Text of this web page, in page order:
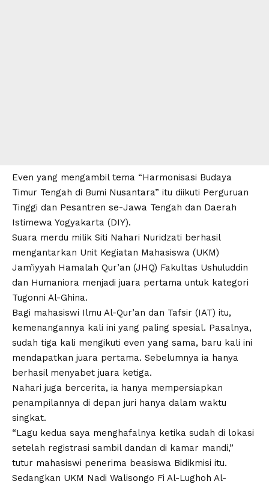
Even yang mengambil tema “Harmonisasi Budaya
Timur Tengah di Bumi Nusantara” itu diikuti Perguruan
Tinggi dan Pesantren se-Jawa Tengah dan Daerah
Istimewa Yogyakarta (DIY).
Suara merdu milik Siti Nahari Nuridzati berhasil
mengantarkan Unit Kegiatan Mahasiswa (UKM)
Jam’iyyah Hamalah Qur’an (JHQ) Fakultas Ushuluddin
dan Humaniora menjadi juara pertama untuk kategori
Tugonni Al-Ghina.
Bagi mahasiswi Ilmu Al-Qur’an dan Tafsir (IAT) itu,
kemenangannya kali ini yang paling spesial. Pasalnya,
sudah tiga kali mengikuti even yang sama, baru kali ini
mendapatkan juara pertama. Sebelumnya ia hanya
berhasil menyabet juara ketiga.
Nahari juga bercerita, ia hanya mempersiapkan
penampilannya di depan juri hanya dalam waktu
singkat.
“Lagu kedua saya menghafalnya ketika sudah di lokasi
setelah registrasi sambil dandan di kamar mandi,”
tutur mahasiswi penerima beasiswa Bidikmisi itu.
Sedangkan UKM Nadi Walisongo Fi Al-Lughoh Al-